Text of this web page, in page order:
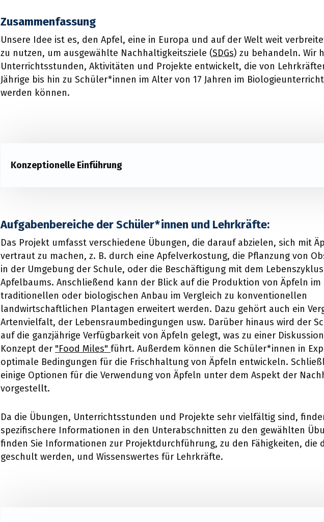
Zusammenfassung
Unsere Idee ist es, den Apfel, eine in Europa und auf der Welt weit
zu nutzen, um ausgewählte Nachhaltigkeitsziele (SDGs) zu behandeln. Wir
Unterrichtsstunden, Aktivitäten und Projekte entwickelt, die von
Jährige bis hin zu Schüler*innen im Alter von 17 Jahren im
werden können.
Konzeptionelle Einführung
Aufgabenbereiche der Schüler*innen und Lehrkräfte:
Das Projekt umfasst verschiedene Übungen, die darauf abzielen, sich mit
vertraut zu machen, z. B. durch eine Apfelverkostung, die Pflanzung von
in der Umgebung der Schule, oder die Beschäftigung mit dem
Apfelbaums. Anschließend kann der Blick auf die Produktion von Äpfeln im
traditionellen oder biologischen Anbau im Vergleich zu konventionellen
landwirtschaftlichen Plantagen erweitert werden. Dazu gehört auch ein
Artenvielfalt, der Lebensraumbedingungen usw. Darüber hinaus wird der
auf die ganzjährige Verfügbarkeit von Äpfeln gelegt, was zu einer
Konzept der "Food Miles" führt. Außerdem können die Schüler*innen in
optimale Bedingungen für die Frischhaltung von Äpfeln entwickeln.
einige Optionen für die Verwendung von Äpfeln unter dem Aspekt der
vorgestellt.
Da die Übungen, Unterrichtsstunden und Projekte sehr vielfältig sind,
spezifischere Informationen in den Unterabschnitten zu den gewählten
finden Sie Informationen zur Projektdurchführung, zu den Fähigkeiten, die
geschult werden, und Wissenswertes für Lehrkräfte.